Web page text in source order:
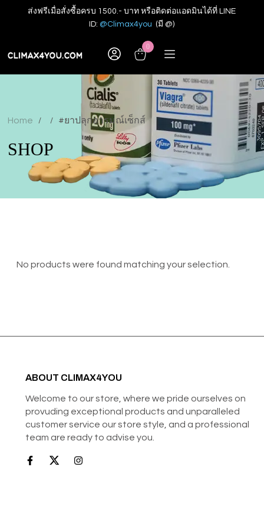
ส่งฟรีเมื่อสั่งซื้อครบ 1500.- บาท หรือติดต่อแอดมินได้ที่ LINE
ID: @Climax4you (มี @)
0
Home / / #ยาปลุกอารมณ์เซ็กส์
SHOP
No products were found matching your selection.
ABOUT CLIMAX4YOU
Welcome to our store, where we pride ourselves on
provuding exceptional products and unparalleled
customer service our store style, and a professional
team are ready to advise you.